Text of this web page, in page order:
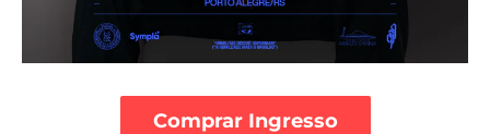
Comprar Ingresso